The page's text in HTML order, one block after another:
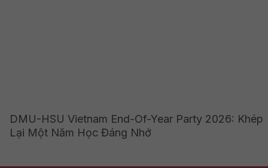
DMU-HSU Vietnam End-Of-Year Party 2026: Khép
Lại Một Năm Học Đáng Nhớ